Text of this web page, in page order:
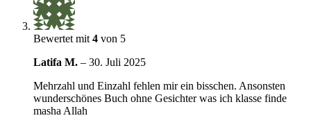
Bewertet mit 4 von 5
Latifa M. – 30. Juli 2025
Mehrzahl und Einzahl fehlen mir ein bisschen. Ansonsten
wunderschönes Buch ohne Gesichter was ich klasse finde
masha Allah